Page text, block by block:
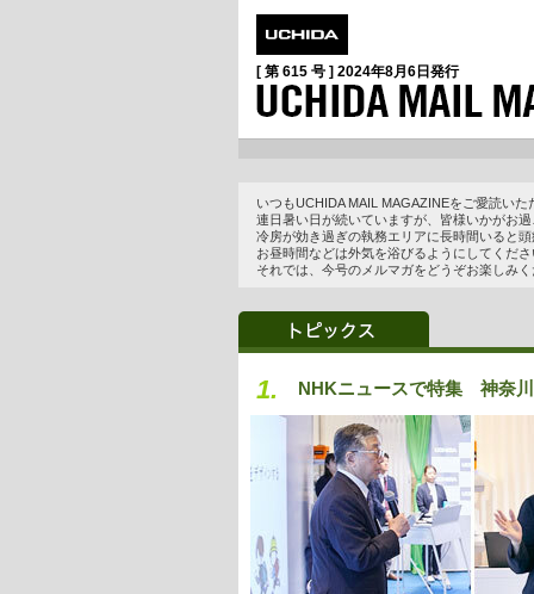
[ 第 615 号 ] 2024年8月6日 発行
いつもUCHIDA MAIL MAGAZINEをご愛読い
連日暑い日が続いていますが、皆様いかがお
冷房が効き過ぎの執務エリアに長時間いると
お昼時間などは外気を浴びるようにしてくだ
それでは、今号のメルマガをどうぞお楽しみ
1. NHKニュースで特集 神奈